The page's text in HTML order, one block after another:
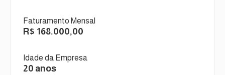
Faturamento Mensal
R$ 168.000,00
Idade da Empresa
20 anos